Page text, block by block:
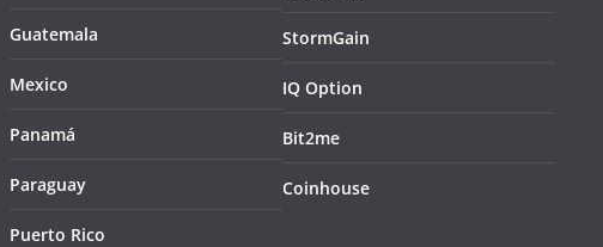
Guatemala
Mexico
Panamá
Paraguay
Puerto Rico
StormGain
IQ Option
Bit2me
Coinhouse